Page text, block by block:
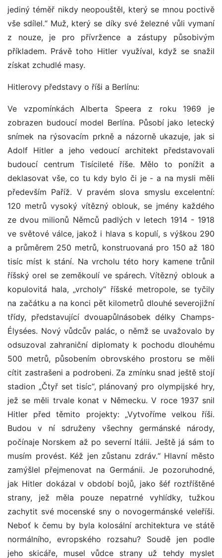
jediný téměř nikdy neopouštěl, který se mnou poctivě
vše sdílel.“ Muž, který se díky své železné vůli vymaní
z nouze, je pro přívržence a zástupy působivým
příkladem. Právě toho Hitler využíval, když se snažil
získat zchudlé masy.
Hitlerovy představy o říši a Berlínu:
Ve vzpomínkách Alberta Speera z roku 1969 je
zobrazen budoucí model Berlína. Působí jako letecký
snímek na rýsovacím prkně a názorně ukazuje, jak si
Adolf Hitler a jeho vedoucí architekt představovali
budoucí centrum Tisícileté říše. Mělo to ponížit a
deklasovat vše, co tu kdy bylo či je - a na mysli měli
především Paříž. V pravém slova smyslu excelentní:
120 metrů vysoký vítězný oblouk, se jmény každého
ze dvou milionů Němců padlých v letech 1914 - 1918
ve světové válce, jakož i hlava s kopulí, s výškou 290
a průměrem 250 metrů, konstruovaná pro 150 až 180
tisíc míst k stání. Na vrcholu této hory kamene trůnil
říšský orel se zeměkoulí ve spárech. Vítězný oblouk a
kopulovitá hala, „vrcholy“ říšské metropole, se tyčily
na začátku a na konci pět kilometrů dlouhé severojižní
třídy, představující dvouapůlnásobek délky Champs-
Élysées. Nový vůdcův palác, o němž se uvažovalo by
odsuzoval zahraniční diplomaty k pochodu dlouhému
500 metrů, působením obrovského prostoru se měli
cítit zastrašeni a podrobeni. Za zmínku snad ještě stojí
stadion „Čtyř set tisíc“, plánovaný pro olympijské hry,
jež se měli trvale konat v Německu. V roce 1937 snil
Hitler před těmito projekty: „Vytvoříme velkou říši.
Budou v ní sdruženy všechny germánské národy,
počínaje Norskem až po severní Itálii. Ještě já sám to
musím provést. Kéž jen zůstanu zdráv.“ Hlavní město
zamýšlel přejmenovat na Germánii. Je pozoruhodné,
jak Hitler dokázal v období bojů, jako šéf roztříštěné
strany, jež měla pouze nepatrné vyhlídky, tužkou
zachytit své mocenské sny o novogermánské veleříši.
Neboť k čemu by byla kolosální architektura ve státě
normálního, evropského rozsahu? Soudě jen podle
jeho skicáře, musel vůdce strany už tehdy myslet